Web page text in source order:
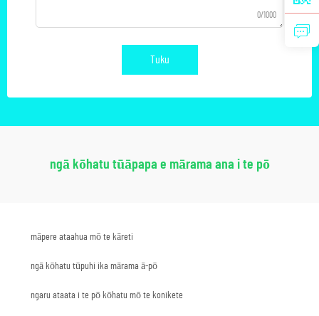
0/1000
Tuku
ngā kōhatu tūāpapa e mārama ana i te pō
māpere ataahua mō te kāreti
ngā kōhatu tūpuhi ika mārama ā-pō
ngaru ataata i te pō kōhatu mō te konikete